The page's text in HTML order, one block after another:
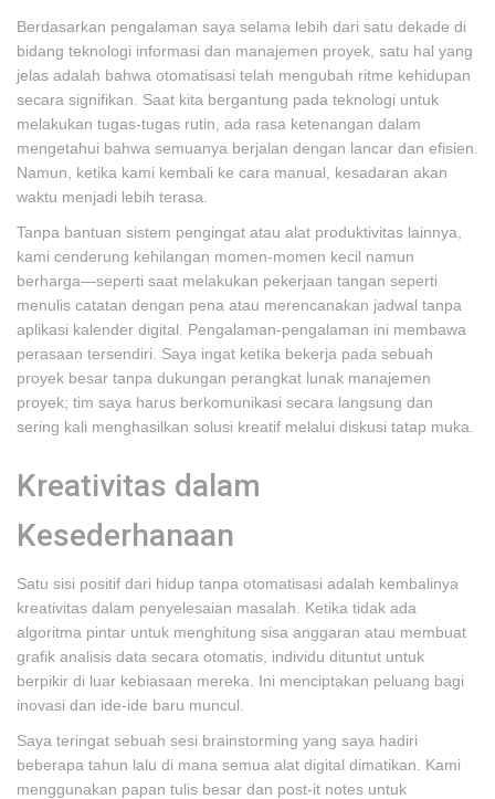
Berdasarkan pengalaman saya selama lebih dari satu dekade di
bidang teknologi informasi dan manajemen proyek, satu hal yang
jelas adalah bahwa otomatisasi telah mengubah ritme kehidupan
secara signifikan. Saat kita bergantung pada teknologi untuk
melakukan tugas-tugas rutin, ada rasa ketenangan dalam
mengetahui bahwa semuanya berjalan dengan lancar dan efisien.
Namun, ketika kami kembali ke cara manual, kesadaran akan
waktu menjadi lebih terasa.
Tanpa bantuan sistem pengingat atau alat produktivitas lainnya,
kami cenderung kehilangan momen-momen kecil namun
berharga—seperti saat melakukan pekerjaan tangan seperti
menulis catatan dengan pena atau merencanakan jadwal tanpa
aplikasi kalender digital. Pengalaman-pengalaman ini membawa
perasaan tersendiri. Saya ingat ketika bekerja pada sebuah
proyek besar tanpa dukungan perangkat lunak manajemen
proyek; tim saya harus berkomunikasi secara langsung dan
sering kali menghasilkan solusi kreatif melalui diskusi tatap muka.
Kreativitas dalam
Kesederhanaan
Satu sisi positif dari hidup tanpa otomatisasi adalah kembalinya
kreativitas dalam penyelesaian masalah. Ketika tidak ada
algoritma pintar untuk menghitung sisa anggaran atau membuat
grafik analisis data secara otomatis, individu dituntut untuk
berpikir di luar kebiasaan mereka. Ini menciptakan peluang bagi
inovasi dan ide-ide baru muncul.
Saya teringat sebuah sesi brainstorming yang saya hadiri
beberapa tahun lalu di mana semua alat digital dimatikan. Kami
menggunakan papan tulis besar dan post-it notes untuk